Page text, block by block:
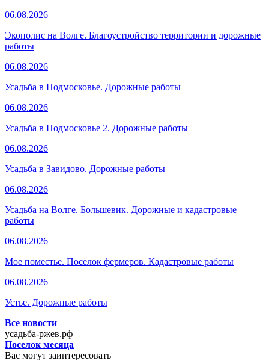
06.08.2026
Экополис на Волге. Благоустройство территории и дорожные
работы
06.08.2026
Усадьба в Подмосковье. Дорожные работы
06.08.2026
Усадьба в Подмосковье 2. Дорожные работы
06.08.2026
Усадьба в Завидово. Дорожные работы
06.08.2026
Усадьба на Волге. Большевик. Дорожные и кадастровые
работы
06.08.2026
Мое поместье. Поселок фермеров. Кадастровые работы
06.08.2026
Устье. Дорожные работы
Все новости
усадьба-ржев.рф
Поселок месяца
Вас могут заинтересовать